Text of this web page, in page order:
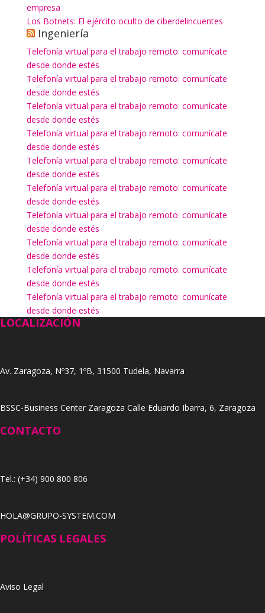
empresa
Los Botnets: El ejército oculto de ciberdelincuentes
Ingeniería
Telefonía virtual para el trabajo remoto: comunícate
desde donde estés
Telefonía virtual para el trabajo remoto: comunícate
desde donde estés
Telefonía virtual para el trabajo remoto: comunícate
desde donde estés
Telefonía virtual para el trabajo remoto: comunícate
desde donde estés
Telefonía virtual para el trabajo remoto: comunícate
desde donde estés
Telefonía virtual para el trabajo remoto: comunícate
desde donde estés
Telefonía virtual para el trabajo remoto: comunícate
desde donde estés
Telefonía virtual para el trabajo remoto: comunícate
desde donde estés
Telefonía virtual para el trabajo remoto: comunícate
desde donde estés
Telefonía virtual para el trabajo remoto: comunícate
desde donde estés
LOCALIZACIÓN
Av. Zaragoza, Nº37, 1ºB, 31500 Tudela, Navarra
BSSC-Business Center Zaragoza Calle Eduardo Ibarra, 6, Zaragoza
CONTACTO
Tel.: (+34) 900 800 806
HOLA@GRUPO-SYSTEM.COM
POLÍTICAS LEGALES
Aviso Legal